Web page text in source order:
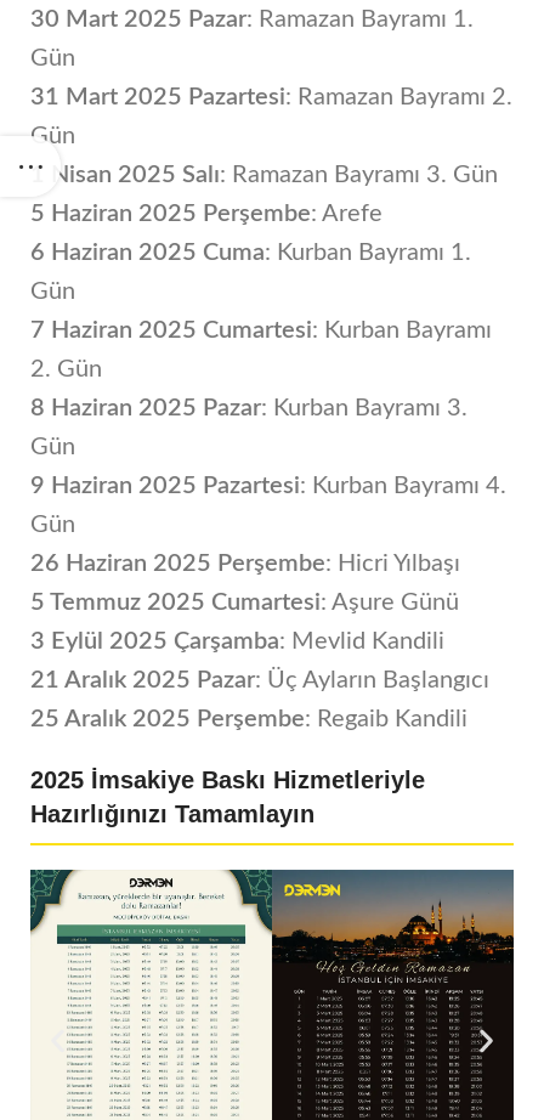
30 Mart 2025 Pazar: Ramazan Bayramı 1.
Gün
31 Mart 2025 Pazartesi: Ramazan Bayramı 2.
Gün
1 Nisan 2025 Salı: Ramazan Bayramı 3. Gün
5 Haziran 2025 Perşembe: Arefe
6 Haziran 2025 Cuma: Kurban Bayramı 1.
Gün
7 Haziran 2025 Cumartesi: Kurban Bayramı
2. Gün
8 Haziran 2025 Pazar: Kurban Bayramı 3.
Gün
9 Haziran 2025 Pazartesi: Kurban Bayramı 4.
Gün
26 Haziran 2025 Perşembe: Hicri Yılbaşı
5 Temmuz 2025 Cumartesi: Aşure Günü
3 Eylül 2025 Çarşamba: Mevlid Kandili
21 Aralık 2025 Pazar: Üç Ayların Başlangıcı
25 Aralık 2025 Perşembe: Regaib Kandili
2025 İmsakiye Baskı Hizmetleriyle
Hazırlığınızı Tamamlayın